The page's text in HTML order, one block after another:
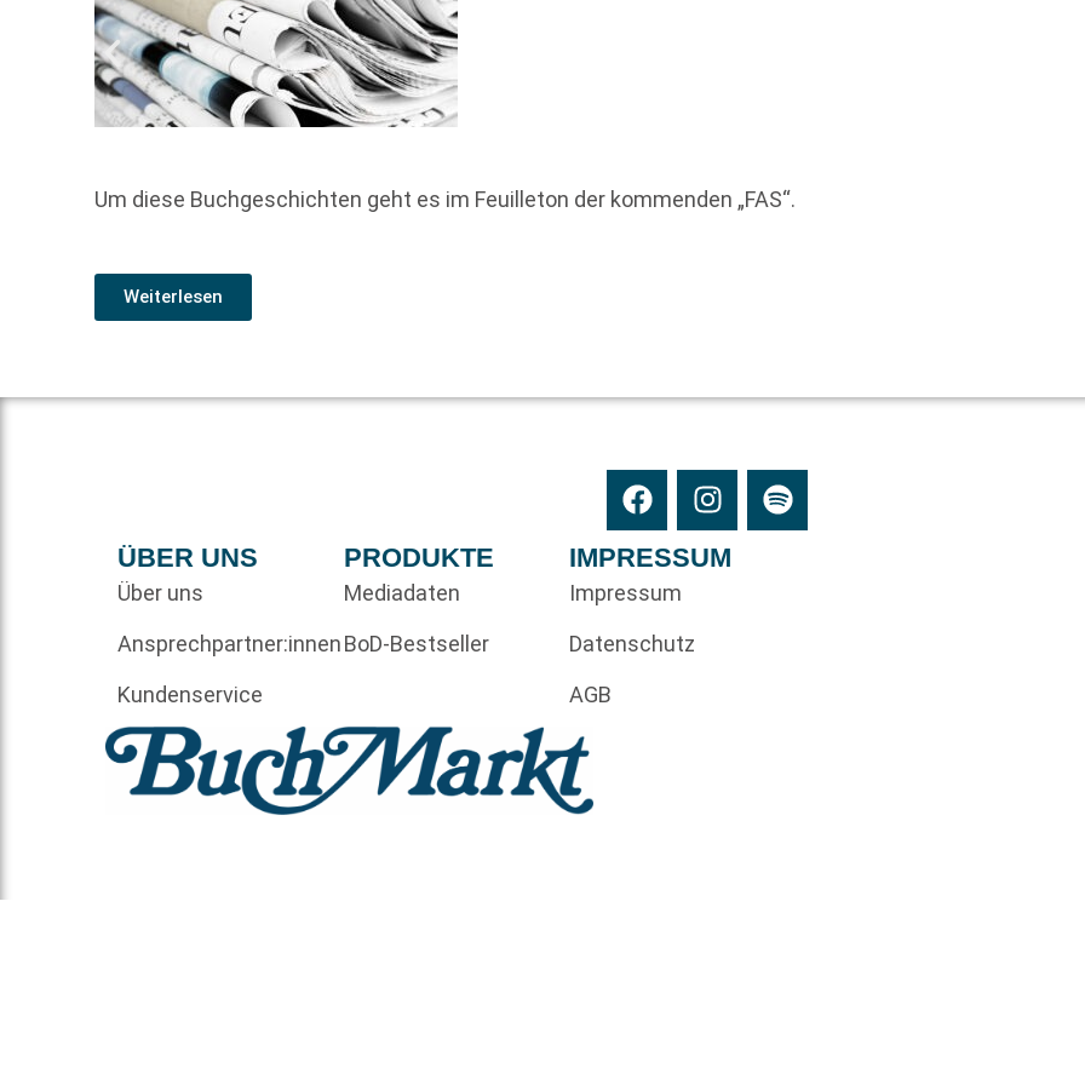
Um diese Buchgeschichten geht es im Feuilleton der kommenden „FAS“.
Weiterlesen
ÜBER UNS
Über uns
Ansprechpartner:innen
Kundenservice
PRODUKTE
Mediadaten
BoD-Bestseller
IMPRESSUM
Impressum
Datenschutz
AGB